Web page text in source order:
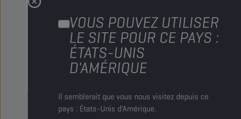
VOUS POUVEZ UTILISER
LE SITE POUR CE PAYS :
ÉTATS-UNIS
D'AMÉRIQUE
Il semblerait que vous nous visitez depuis ce
pays : États-Unis d'Amérique.
Bulk LT IBC
Code PN